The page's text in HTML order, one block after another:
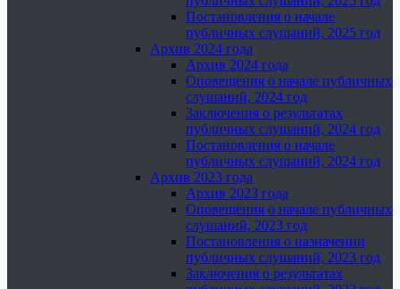
Постановления о начале
публичных слушаний, 2025 год
Архив 2024 года
Архив 2024 года
Оповещения о начале публичных
слушаний, 2024 год
Заключения о результатах
публичных слушаний, 2024 год
Постановления о начале
публичных слушаний, 2024 год
Архив 2023 года
Архив 2023 года
Оповещения о начале публичных
слушаний, 2023 год
Постановления о назначении
публичных слушаний, 2023 год
Заключения о результатах